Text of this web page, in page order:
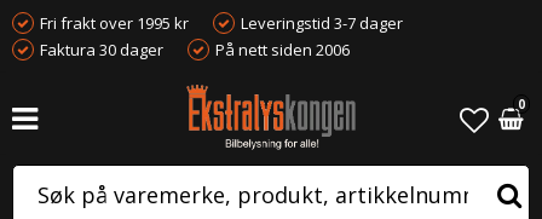
Fri frakt over 1995 kr
Leveringstid 3-7 dager
Faktura 30 dager
På nett siden 2006
0